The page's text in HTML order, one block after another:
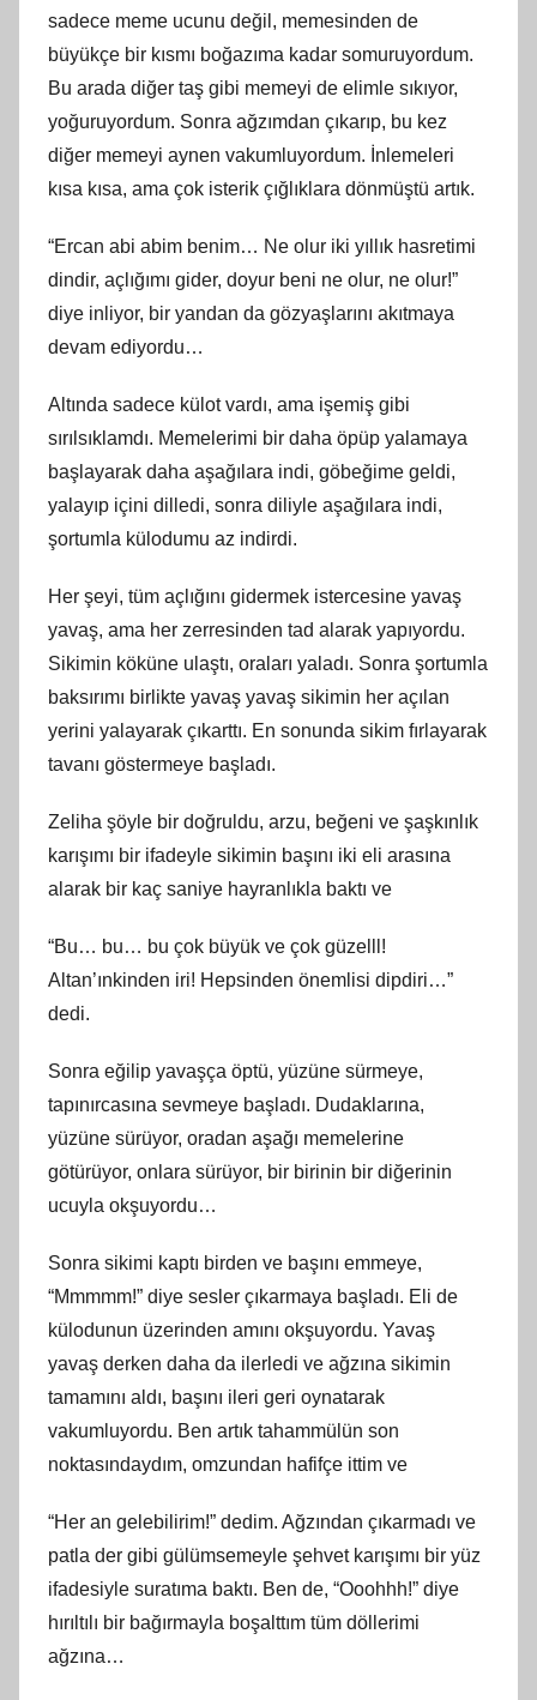
sadece meme ucunu değil, memesinden de
büyükçe bir kısmı boğazıma kadar somuruyordum.
Bu arada diğer taş gibi memeyi de elimle sıkıyor,
yoğuruyordum. Sonra ağzımdan çıkarıp, bu kez
diğer memeyi aynen vakumluyordum. İnlemeleri
kısa kısa, ama çok isterik çığlıklara dönmüştü artık.
“Ercan abi abim benim… Ne olur iki yıllık hasretimi
dindir, açlığımı gider, doyur beni ne olur, ne olur!”
diye inliyor, bir yandan da gözyaşlarını akıtmaya
devam ediyordu…
Altında sadece külot vardı, ama işemiş gibi
sırılsıklamdı. Memelerimi bir daha öpüp yalamaya
başlayarak daha aşağılara indi, göbeğime geldi,
yalayıp içini dilledi, sonra diliyle aşağılara indi,
şortumla külodumu az indirdi.
Her şeyi, tüm açlığını gidermek istercesine yavaş
yavaş, ama her zerresinden tad alarak yapıyordu.
Sikimin köküne ulaştı, oraları yaladı. Sonra şortumla
baksırımı birlikte yavaş yavaş sikimin her açılan
yerini yalayarak çıkarttı. En sonunda sikim fırlayarak
tavanı göstermeye başladı.
Zeliha şöyle bir doğruldu, arzu, beğeni ve şaşkınlık
karışımı bir ifadeyle sikimin başını iki eli arasına
alarak bir kaç saniye hayranlıkla baktı ve
“Bu… bu… bu çok büyük ve çok güzelll!
Altan’ınkinden iri! Hepsinden önemlisi dipdiri…”
dedi.
Sonra eğilip yavaşça öptü, yüzüne sürmeye,
tapınırcasına sevmeye başladı. Dudaklarına,
yüzüne sürüyor, oradan aşağı memelerine
götürüyor, onlara sürüyor, bir birinin bir diğerinin
ucuyla okşuyordu…
Sonra sikimi kaptı birden ve başını emmeye,
“Mmmmm!” diye sesler çıkarmaya başladı. Eli de
külodunun üzerinden amını okşuyordu. Yavaş
yavaş derken daha da ilerledi ve ağzına sikimin
tamamını aldı, başını ileri geri oynatarak
vakumluyordu. Ben artık tahammülün son
noktasındaydım, omzundan hafifçe ittim ve
“Her an gelebilirim!” dedim. Ağzından çıkarmadı ve
patla der gibi gülümsemeyle şehvet karışımı bir yüz
ifadesiyle suratıma baktı. Ben de, “Ooohhh!” diye
hırıltılı bir bağırmayla boşalttım tüm döllerimi
ağzına…